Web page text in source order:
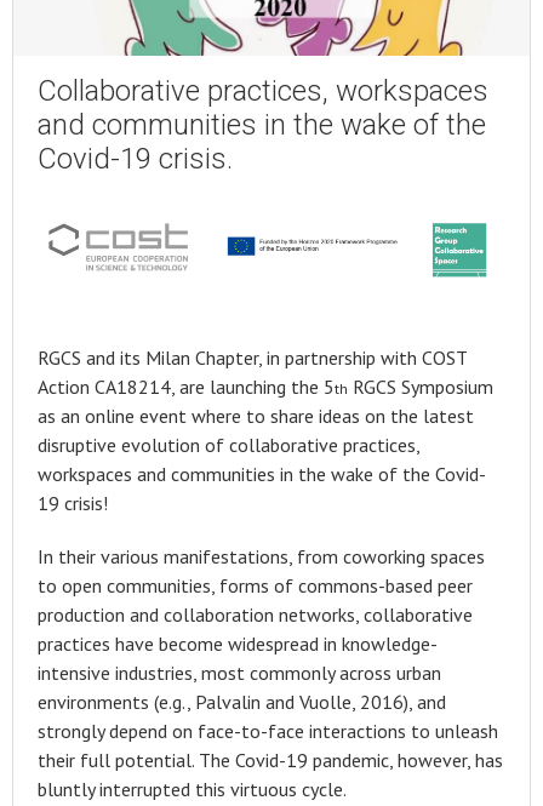
Collaborative practices, workspaces
and communities in the wake of the
Covid-19 crisis.
RGCS and its Milan Chapter, in partnership with COST
Action CA18214, are launching the 5th RGCS Symposium
as an online event where to share ideas on the latest
disruptive evolution of collaborative practices,
workspaces and communities in the wake of the Covid-
19 crisis!
In their various manifestations, from coworking spaces
to open communities, forms of commons-based peer
production and collaboration networks, collaborative
practices have become widespread in knowledge-
intensive industries, most commonly across urban
environments (e.g., Palvalin and Vuolle, 2016), and
strongly depend on face-to-face interactions to unleash
their full potential. The Covid-19 pandemic, however, has
bluntly interrupted this virtuous cycle.